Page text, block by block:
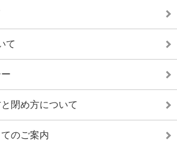
て
閉め方について
のご案内